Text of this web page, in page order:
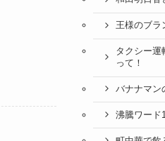
王様のブラ
タクシー運
って！
バナナマン
沸騰ワード